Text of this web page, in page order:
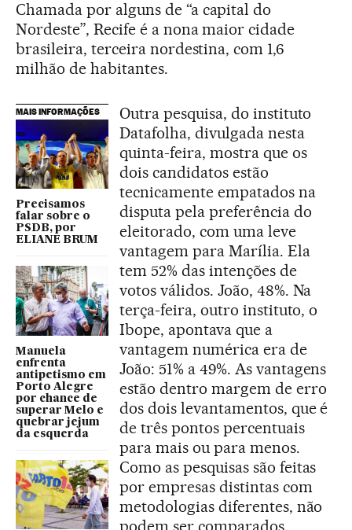
Chamada por alguns de “a capital do
Nordeste”, Recife é a nona maior cidade
brasileira, terceira nordestina, com 1,6
milhão de habitantes.
MAIS INFORMAÇÕES
Precisamos
falar sobre o
PSDB, por
ELIANE BRUM
Manuela
enfrenta
antipetismo em
Porto Alegre
por chance de
superar Melo e
quebrar jejum
da esquerda
Outra pesquisa, do instituto
Datafolha, divulgada nesta
quinta-feira, mostra que os
dois candidatos estão
tecnicamente empatados na
disputa pela preferência do
eleitorado, com uma leve
vantagem para Marília. Ela
tem 52% das intenções de
votos válidos. João, 48%. Na
terça-feira, outro instituto, o
Ibope, apontava que a
vantagem numérica era de
João: 51% a 49%. As vantagens
estão dentro margem de erro
dos dois levantamentos, que é
de três pontos percentuais
para mais ou para menos.
Como as pesquisas são feitas
por empresas distintas com
metodologias diferentes, não
podem ser comparados.